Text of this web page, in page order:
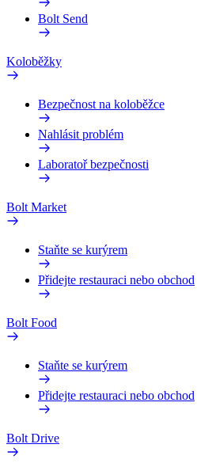
Bolt Send
Koloběžky
Bezpečnost na koloběžce
Nahlásit problém
Laboratoř bezpečnosti
Bolt Market
Staňte se kurýrem
Přidejte restauraci nebo obchod
Bolt Food
Staňte se kurýrem
Přidejte restauraci nebo obchod
Bolt Drive